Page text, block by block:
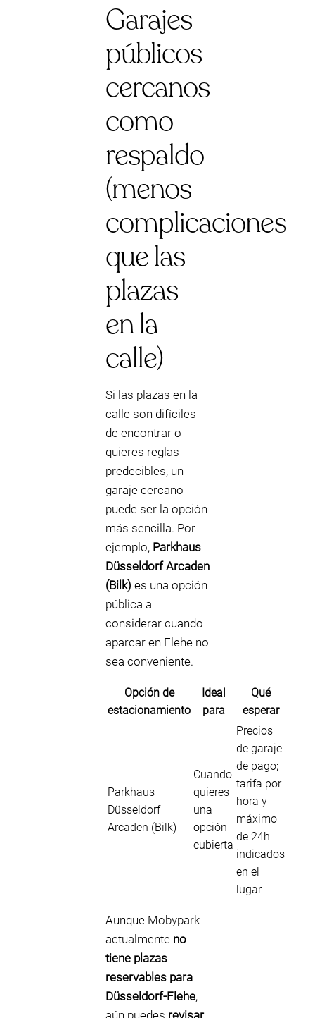
Garajes
públicos
cercanos
como
respaldo
(menos
complicaciones
que las
plazas
en la
calle)
Si las plazas en la
calle son difíciles
de encontrar o
quieres reglas
predecibles, un
garaje cercano
puede ser la opción
más sencilla. Por
ejemplo, Parkhaus
Düsseldorf Arcaden
(Bilk) es una opción
pública a
considerar cuando
aparcar en Flehe no
sea conveniente.
Opción de
estacionamiento
Ideal
para
Qué
esperar
Parkhaus
Düsseldorf
Arcaden (Bilk)
Cuando
quieres
una
opción
cubierta
Precios
de garaje
de pago;
tarifa por
hora y
máximo
de 24h
indicados
en el
lugar
Aunque Mobypark
actualmente no
tiene plazas
reservables para
Düsseldorf-Flehe,